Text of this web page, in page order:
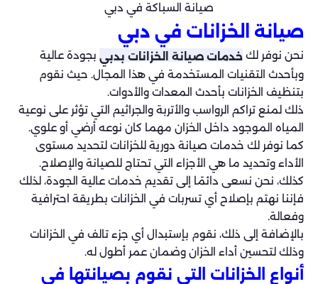
صيانة السباكة في دبي
صيانة الخزانات في دبي
نحن نوفر لك خدمات صيانة الخزانات بدبي بجودة عالية
وبأحدث التقنيات المستخدمة في هذا المجال. حيث نقوم
بتنظيف الخزانات بأحدث المعدات والأدوات.
ذلك لمنع تراكم الرواسب والأتربة والجراثيم التي تؤثر على نوعية
المياه الموجود داخل الخزان مهما كان نوعه أرضي أو علوي.
كما نوفر لك خدمات صيانة دورية للخزانات لتحديد مستوى
الأداء وتحديد ما هي الأجزاء التي تحتاج للصيانة والإصلاح.
كذلك، نحن نسعى دائمًا إلى تقديم خدمات عالية الجودة، لذلك
فإننا نهتم بإصلاح أي تسربات في الخزانات بطريقة احترافية
وفعالة.
بالإضافة إلى ذلك، نقوم بإستبدال أي جزء تالف في الخزانات
وذلك لتحسين أداء الخزان وضمان عمر أطول له.
أنواع الخزانات التي نقوم بصيانتها في